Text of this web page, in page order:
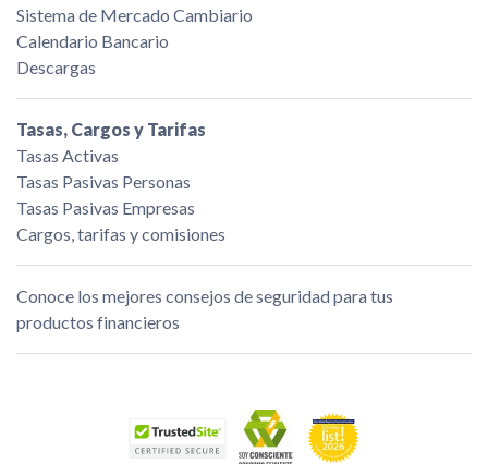
Sistema de Mercado Cambiario
Calendario Bancario
Descargas
Tasas, Cargos y Tarifas
Tasas Activas
Tasas Pasivas Personas
Tasas Pasivas Empresas
Cargos, tarifas y comisiones
Conoce los mejores consejos de seguridad para tus
productos financieros